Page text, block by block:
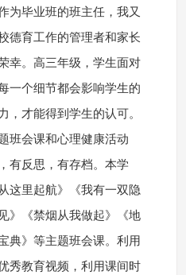
为毕业班的班主任，我又
德育工作的管理者和家长
幸。高三年级，学生面对
一个细节都会影响学生的
，才能得到学生的认可。
班会课和心理健康活动
有反思，有存档。本学
这里起航》《我有一双隐
》《禁烟从我做起》《地
典》等主题班会课。利用
秀教育视频，利用课间时